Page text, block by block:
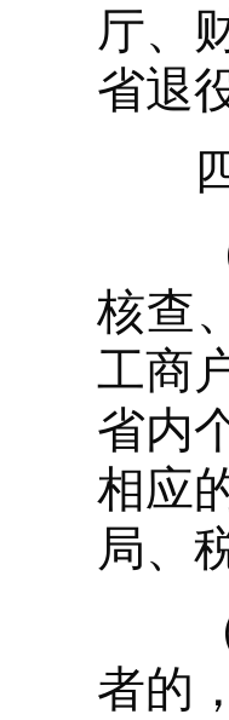
厅、
省退
四
（
核查
工商
省内
相应
局、
（
者的